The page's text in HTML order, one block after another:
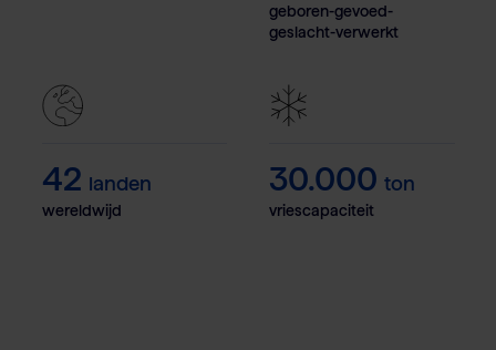
geboren-gevoed-
geslacht-verwerkt
42 landen
wereldwijd
30.000 ton
vriescapaciteit